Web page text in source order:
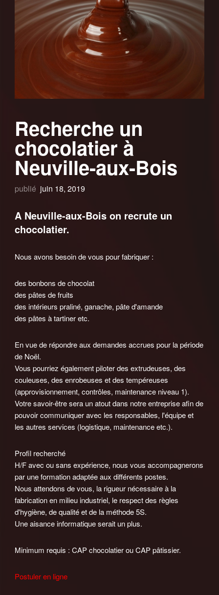
Recherche un
chocolatier à
Neuville-aux-Bois
publié juin 18, 2019
A Neuville-aux-Bois on recrute un
chocolatier.
Nous avons besoin de vous pour fabriquer :
des bonbons de chocolat
des pâtes de fruits
des intérieurs praliné, ganache, pâte d'amande
des pâtes à tartiner etc.
En vue de répondre aux demandes accrues pour la période
de Noël.
Vous pourriez également piloter des extrudeuses, des
couleuses, des enrobeuses et des tempéreuses
(approvisionnement, contrôles, maintenance niveau 1).
Votre savoir-être sera un atout dans notre entreprise afin de
pouvoir communiquer avec les responsables, l'équipe et
les autres services (logistique, maintenance etc.).
Profil recherché
H/F avec ou sans expérience, nous vous accompagnerons
par une formation adaptée aux différents postes.
Nous attendons de vous, la rigueur nécessaire à la
fabrication en milieu industriel, le respect des règles
d'hygiène, de qualité et de la méthode 5S.
Une aisance informatique serait un plus.
Minimum requis : CAP chocolatier ou CAP pâtissier.
Postuler en ligne